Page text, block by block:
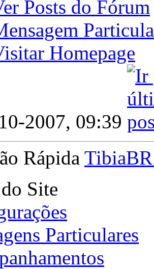
Posts do Fórum
Homepage
2007, 09:39
Rápida
Site
Particulares